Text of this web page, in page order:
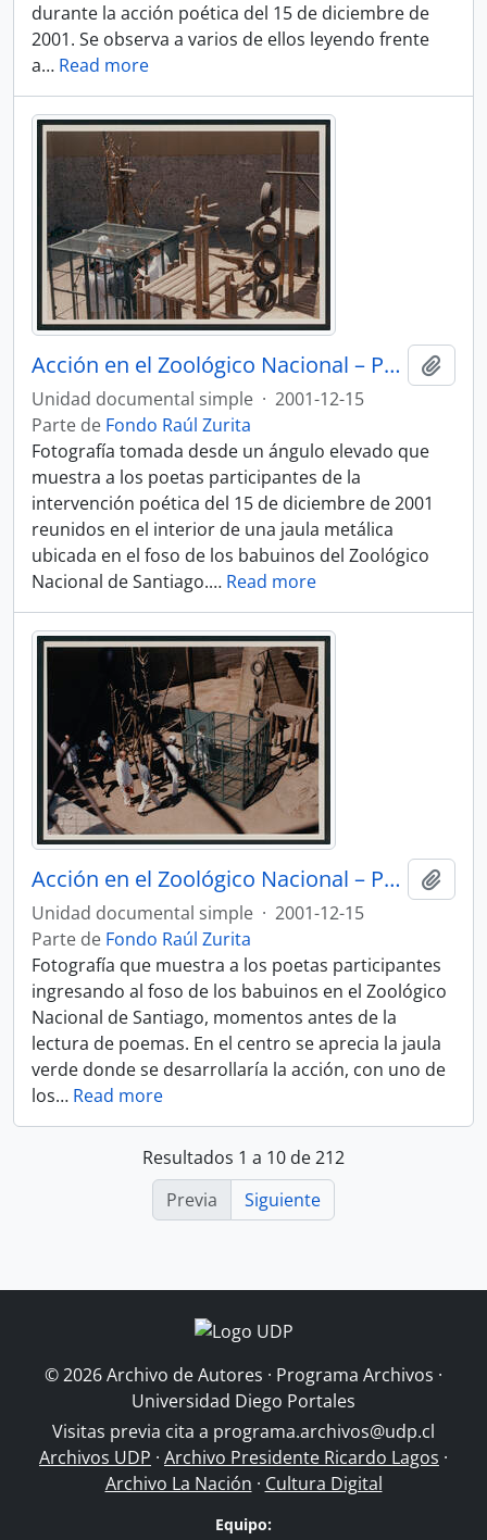
durante la acción poética del 15 de diciembre de
2001. Se observa a varios de ellos leyendo frente
a… Read more
Acción en el Zoológico Nacional – Poetas en lectura dentro de la jaula, vista panorámica del recinto
Unidad documental simple · 2001-12-15
Parte de Fondo Raúl Zurita
Fotografía tomada desde un ángulo elevado que
muestra a los poetas participantes de la
intervención poética del 15 de diciembre de 2001
reunidos en el interior de una jaula metálica
ubicada en el foso de los babuinos del Zoológico
Nacional de Santiago.… Read more
Acción en el Zoológico Nacional – Poetas ingresando al foso y jaula de lectura
Unidad documental simple · 2001-12-15
Parte de Fondo Raúl Zurita
Fotografía que muestra a los poetas participantes
ingresando al foso de los babuinos en el Zoológico
Nacional de Santiago, momentos antes de la
lectura de poemas. En el centro se aprecia la jaula
verde donde se desarrollaría la acción, con uno de
los… Read more
Resultados 1 a 10 de 212
Previa
Siguiente
© 2026 Archivo de Autores · Programa Archivos ·
Universidad Diego Portales
Visitas previa cita a programa.archivos@udp.cl
Archivos UDP · Archivo Presidente Ricardo Lagos ·
Archivo La Nación · Cultura Digital
Equipo: